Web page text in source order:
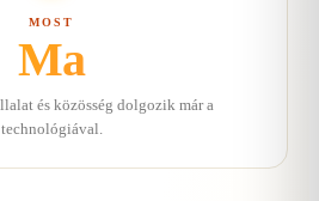
MOST
Ma
és közösség dolgozik már a
technológiával.